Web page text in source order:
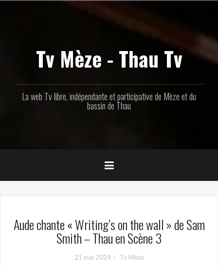
Tv Mèze - Thau Tv
La web Tv libre, indépendante et participative de Mèze et du
bassin de Thau
Aude chante « Writing’s on the wall » de Sam
Smith – Thau en Scène 3
21 mai 2024 Tv Mèze